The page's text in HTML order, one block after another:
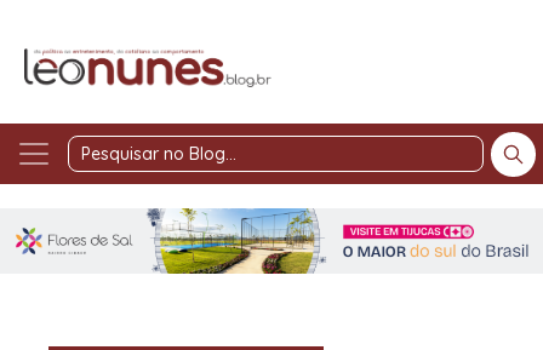
Pesquisar
Blog